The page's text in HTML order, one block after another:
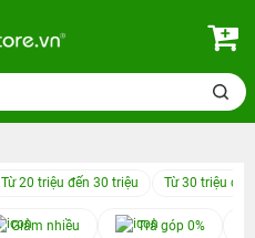
Từ 20 triệu đến 30 triệu Từ 30 triệu
Giảm nhiều Trả góp 0%